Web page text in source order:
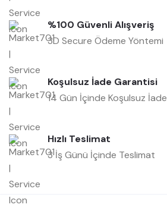
%100 Güvenli Alışveriş
3D Secure Ödeme Yöntemi
Koşulsuz İade Garantisi
14 Gün İçinde Koşulsuz İade
Hızlı Teslimat
3 İş Günü İçinde Teslimat